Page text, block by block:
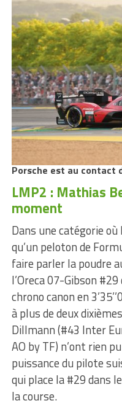
Porsche est au contact
LMP2 : Mathias
moment
Dans une catégorie
qu’un peloton de
faire parler la poudre
l’Oreca 07-Gibson
chrono canon en
à plus de deux
Dillmann (#43 Inter
AO by TF) n’ont rien
puissance du pilote
qui place la #29 dans
la course.